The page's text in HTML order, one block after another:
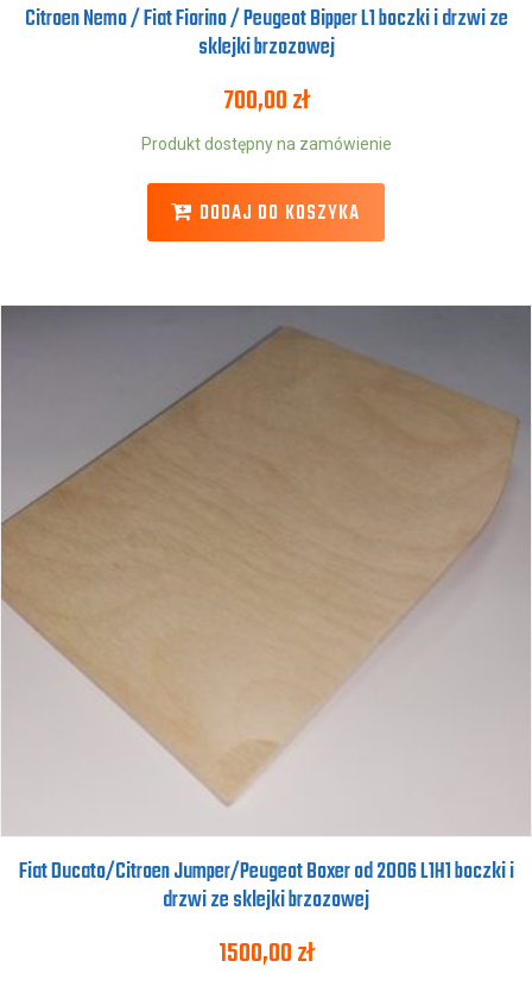
Citroen Nemo / Fiat Fiorino / Peugeot Bipper L1 boczki i drzwi ze
sklejki brzozowej
700,00zł
Produkt dostępny na zamówienie
DODAJ DO KOSZYKA
Fiat Ducato/Citroen Jumper/Peugeot Boxer od 2006 L1H1 boczki i
drzwi ze sklejki brzozowej
1500,00zł